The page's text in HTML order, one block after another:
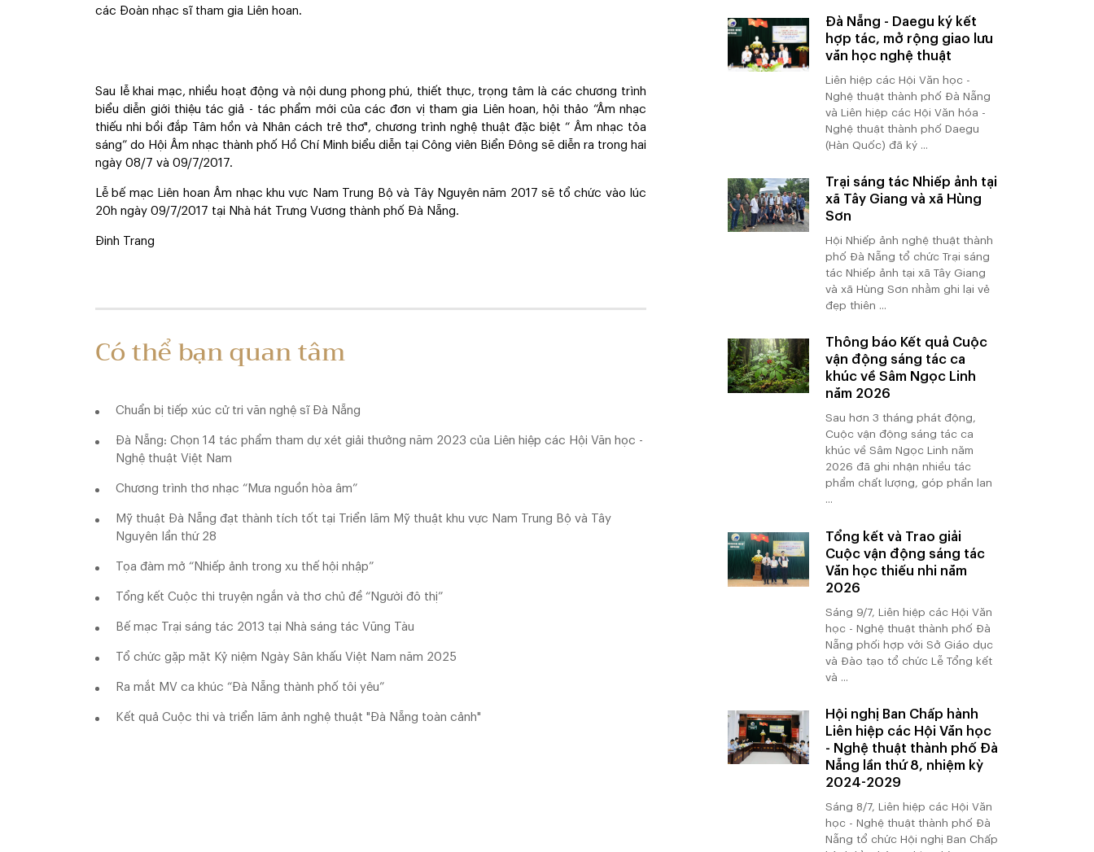
các Đoàn nhạc sĩ tham gia Liên hoan.
Sau lễ khai mạc, nhiều hoạt động và nội dung phong phú, thiết thực, trọng tâm là các chương trình
biểu diễn giới thiệu tác giả - tác phẩm mới của các đơn vị tham gia Liên hoan, hội thảo “Âm nhạc
thiếu nhi bồi đắp Tâm hồn và Nhân cách trẻ thơ", chương trình nghệ thuật đặc biệt “ Âm nhạc tỏa
sáng” do Hội Âm nhạc thành phố Hồ Chí Minh biểu diễn tại Công viên Biển Đông sẽ diễn ra trong hai
ngày 08/7 và 09/7/2017.
Lễ bế mạc Liên hoan Âm nhạc khu vực Nam Trung Bộ và Tây Nguyên năm 2017 sẽ tổ chức vào lúc
20h ngày 09/7/2017 tại Nhà hát Trưng Vương thành phố Đà Nẵng.
Đinh Trang
Có thể bạn quan tâm
Chuẩn bị tiếp xúc cử tri văn nghệ sĩ Đà Nẵng
Đà Nẵng: Chọn 14 tác phẩm tham dự xét giải thưởng năm 2023 của Liên hiệp các Hội Văn học -
Nghệ thuật Việt Nam
Chương trình thơ nhạc “Mưa nguồn hòa âm”
Mỹ thuật Đà Nẵng đạt thành tích tốt tại Triển lãm Mỹ thuật khu vực Nam Trung Bộ và Tây
Nguyên lần thứ 28
Tọa đàm mở “Nhiếp ảnh trong xu thế hội nhập”
Tổng kết Cuộc thi truyện ngắn và thơ chủ đề “Người đô thị”
Bế mạc Trại sáng tác 2013 tại Nhà sáng tác Vũng Tàu
Tổ chức gặp mặt Kỷ niệm Ngày Sân khấu Việt Nam năm 2025
Ra mắt MV ca khúc “Đà Nẵng thành phố tôi yêu”
Kết quả Cuộc thi và triển lãm ảnh nghệ thuật "Đà Nẵng toàn cảnh"
Đà Nẵng - Daegu ký kết
hợp tác, mở rộng giao lưu
văn học nghệ thuật
Liên hiệp các Hội Văn học -
Nghệ thuật thành phố Đà Nẵng
và Liên hiệp các Hội Văn hóa -
Nghệ thuật thành phố Daegu
(Hàn Quốc) đã ký ...
Trại sáng tác Nhiếp ảnh tại
xã Tây Giang và xã Hùng
Sơn
Hội Nhiếp ảnh nghệ thuật thành
phố Đà Nẵng tổ chức Trại sáng
tác Nhiếp ảnh tại xã Tây Giang
và xã Hùng Sơn nhằm ghi lại vẻ
đẹp thiên ...
Thông báo Kết quả Cuộc
vận động sáng tác ca
khúc về Sâm Ngọc Linh
năm 2026
Sau hơn 3 tháng phát động,
Cuộc vận động sáng tác ca
khúc về Sâm Ngọc Linh năm
2026 đã ghi nhận nhiều tác
phẩm chất lượng, góp phần lan
...
Tổng kết và Trao giải
Cuộc vận động sáng tác
Văn học thiếu nhi năm
2026
Sáng 9/7, Liên hiệp các Hội Văn
học - Nghệ thuật thành phố Đà
Nẵng phối hợp với Sở Giáo dục
và Đào tạo tổ chức Lễ Tổng kết
và ...
Hội nghị Ban Chấp hành
Liên hiệp các Hội Văn học
- Nghệ thuật thành phố Đà
Nẵng lần thứ 8, nhiệm kỳ
2024-2029
Sáng 8/7, Liên hiệp các Hội Văn
học - Nghệ thuật thành phố Đà
Nẵng tổ chức Hội nghị Ban Chấp